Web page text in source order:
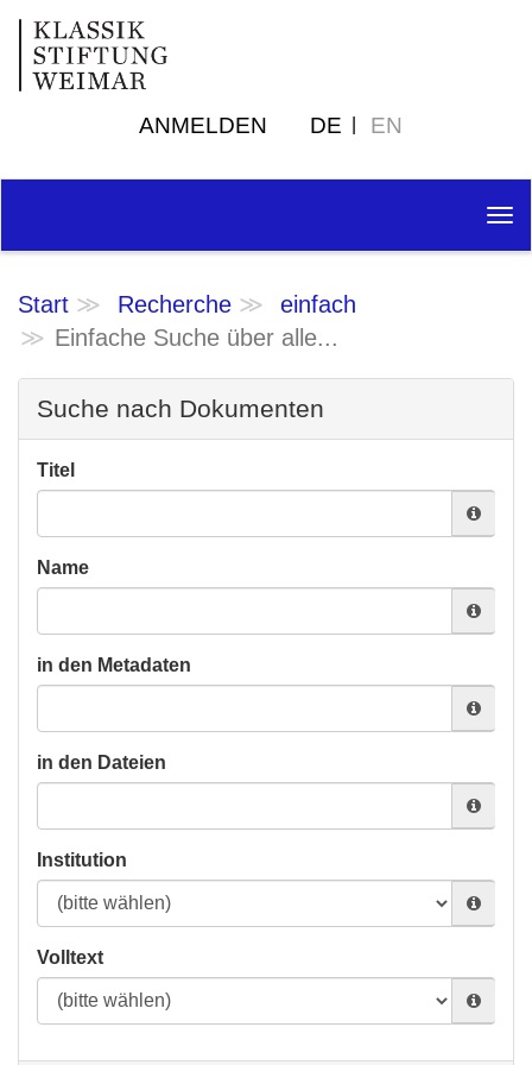
ANMELDEN DE EN
Start Recherche
einfach
Einfache Suche über alle...
Suche nach Dokumenten
Titel
Name
in den Metadaten
in den Dateien
Institution
Volltext